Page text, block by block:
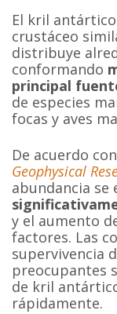
El kril
crustáceo
distribuye
conformando
principal
de especies
focas y aves
De acuerdo
Geophysical
abundancia se
y el aumento
factores. Las
supervivencia
preocupantes
de kril
rápidamente.